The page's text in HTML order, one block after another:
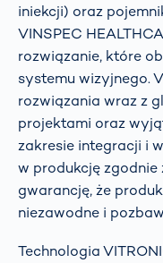
iniekcji) oraz
VINSPEC
rozwiązanie, które
systemu wizyjnego.
rozwiązania wraz z
projektami oraz
zakresie integracji i
w produkcję zgodnie
gwarancję, że
niezawodne i
Technologia